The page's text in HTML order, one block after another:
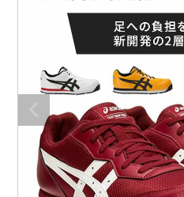
防寒着
作業用手袋
アウトドア・スポーツ
ワークスーツ
ミズノ安全靴ランキング
作業着ランキング
アウトドアウェアランキング
つなぎランキング
コーコス
クロダルマ
山田辰
電気・設備作業服
配達・営業作業服
自動車整備士作業服